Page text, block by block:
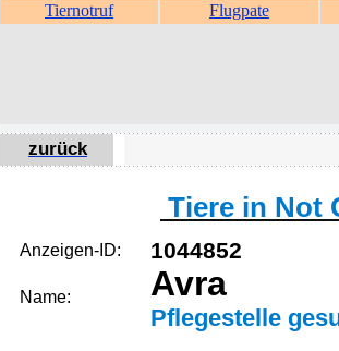
Tiernotruf
Flugpate
zurück
Tiere in Not
Anzeigen-ID:
1044852
Name: Avra
Pflegestelle